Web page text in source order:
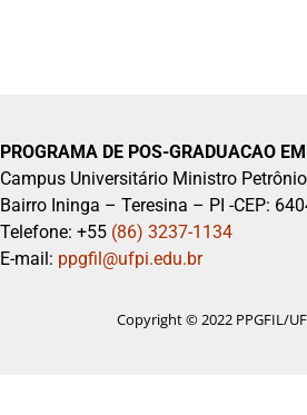
PROGRAMA DE POS-GRADUACAO
Campus Universitário Ministro
Bairro Ininga – Teresina – PI -CEP:
Telefone: +55 (86) 3237-1134
E-mail: ppgfil@ufpi.edu.br
Copyright © 2022 PPGFIL/